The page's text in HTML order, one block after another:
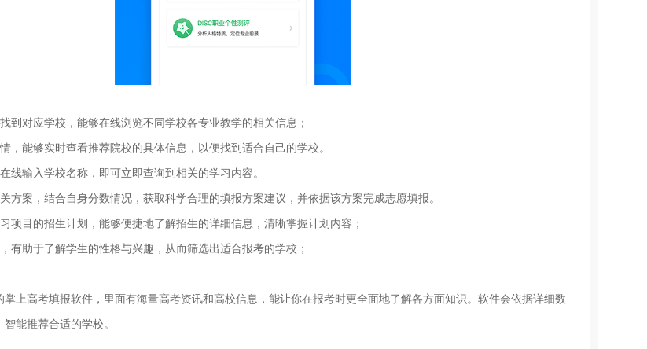
到对应学校，能够在线浏览不同学校各专业教学的相关信息；
，能够实时查看推荐院校的具体信息，以便找到适合自己的学校。
线输入学校名称，即可立即查询到相关的学习内容。
方案，结合自身分数情况，获取科学合理的填报方案建议，并依据该方案完成志愿填报。
项目的招生计划，能够便捷地了解招生的详细信息，清晰掌握计划内容；
有助于了解学生的性格与兴趣，从而筛选出适合报考的学校；
掌上高考填报软件，里面有海量高考资讯和高校信息，能让你在报考时更全面地了解各方面知识。软件会依据详细数
能推荐合适的学校。